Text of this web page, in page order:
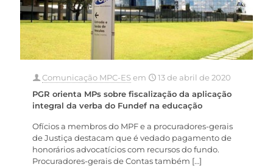
Comunicação MPC-ESem
13 de abril de 2020
PGR orienta MPs sobre fiscalização da aplicação
integral da verba do Fundef na educação
Ofícios a membros do MPF e a procuradores-gerais
de Justiça destacam que é vedado pagamento de
honorários advocatícios com recursos do fundo.
Procuradores-gerais de Contas também […]